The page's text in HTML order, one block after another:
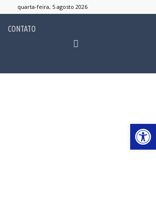
quarta-feira, 5 agosto 2026
CONTATO
Abrir